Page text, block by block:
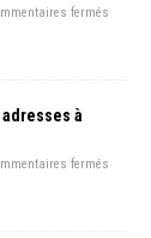
fermés
à
fermés